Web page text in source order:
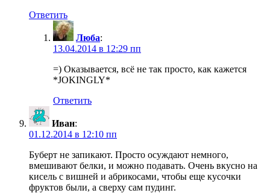
Ответить
Люба:
13.04.2014 в 12:29 пп
=) Оказывается, всё не так просто, как кажется
*JOKINGLY*
Ответить
Иван:
01.12.2014 в 12:10 пп
Буберт не запикают. Просто осуждают немного,
вмешивают белки, и можно подавать. Очень вкусно на
кисель с вишней и абрикосами, чтобы еще кусочки
фруктов были, а сверху сам пудинг.